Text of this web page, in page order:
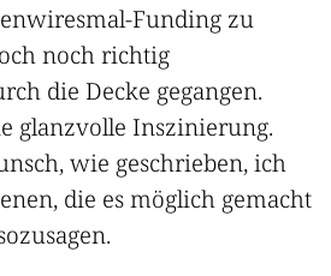
Funding zu
noch richtig
die Decke gegangen.
glanzvolle Inszinierung.
wie geschrieben, ich
die es möglich gemacht